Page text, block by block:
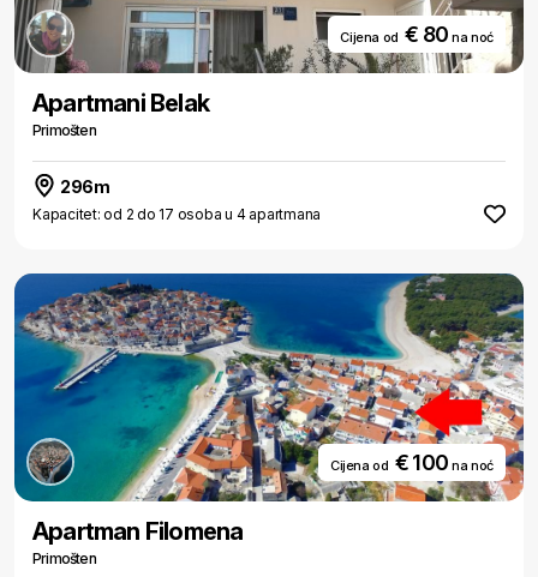
Cijena od € 80na noć
Apartmani Belak
Primošten
296m
Kapacitet: od 2 do 17 osoba u 4 apartmana
Cijena od € 100na noć
Apartman Filomena
Primošten